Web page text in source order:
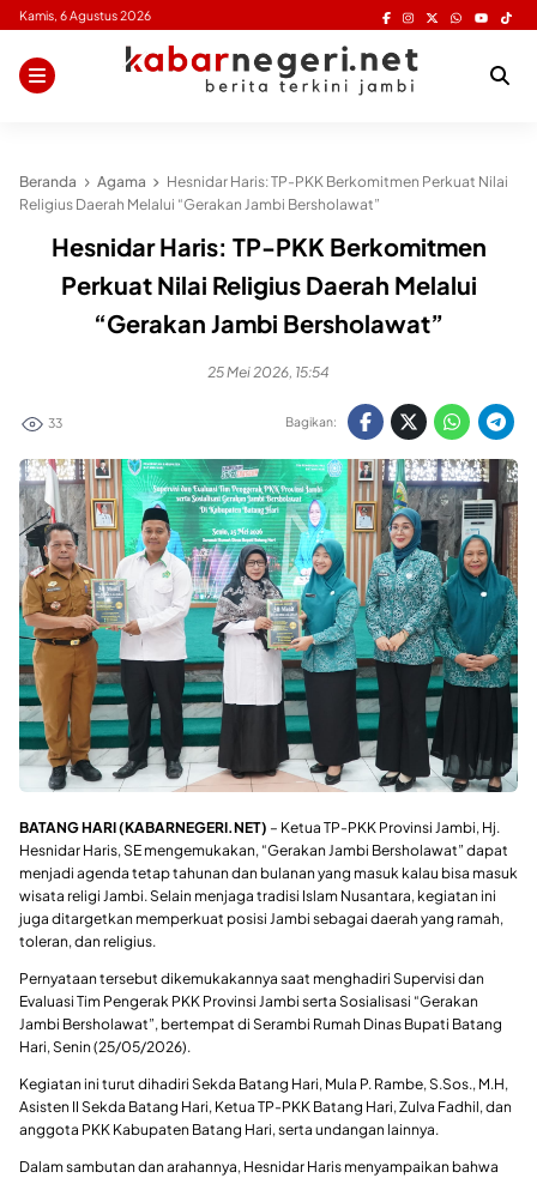
Skip
content
Kamis, 6 Agustus 2026
Beranda Agama
Hesnidar Haris: TP-PKK Berkomitmen Perkuat Nilai
Religius Daerah Melalui “Gerakan Jambi Bersholawat”
Hesnidar Haris: TP-PKK Berkomitmen
Perkuat Nilai Religius Daerah Melalui
“Gerakan Jambi Bersholawat”
25 Mei 2026, 15:54
33 Bagikan:
BATANG HARI (KABARNEGERI.NET) – Ketua TP-PKK Provinsi Jambi, Hj.
Hesnidar Haris, SE mengemukakan, “Gerakan Jambi Bersholawat” dapat
menjadi agenda tetap tahunan dan bulanan yang masuk kalau bisa masuk
wisata religi Jambi. Selain menjaga tradisi Islam Nusantara, kegiatan ini
juga ditargetkan memperkuat posisi Jambi sebagai daerah yang ramah,
toleran, dan religius.
Pernyataan tersebut dikemukakannya saat menghadiri Supervisi dan
Evaluasi Tim Pengerak PKK Provinsi Jambi serta Sosialisasi “Gerakan
Jambi Bersholawat”, bertempat di Serambi Rumah Dinas Bupati Batang
Hari, Senin (25/05/2026).
Kegiatan ini turut dihadiri Sekda Batang Hari, Mula P. Rambe, S.Sos., M.H,
Asisten II Sekda Batang Hari, Ketua TP-PKK Batang Hari, Zulva Fadhil, dan
anggota PKK Kabupaten Batang Hari, serta undangan lainnya.
Dalam sambutan dan arahannya, Hesnidar Haris menyampaikan bahwa